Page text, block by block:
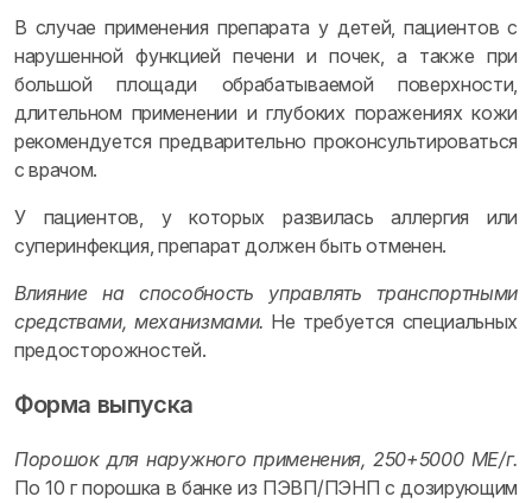
В случае применения препарата у детей, пациентов с
нарушенной функцией печени и почек, а также при
большой площади обрабатываемой поверхности,
длительном применении и глубоких поражениях кожи
рекомендуется предварительно проконсультироваться
с врачом.
У пациентов, у которых развилась аллергия или
суперинфекция, препарат должен быть отменен.
Влияние на способность управлять транспортными
средствами, механизмами. Не требуется специальных
предосторожностей.
Форма выпуска
Порошок для наружного применения, 250+5000 МЕ/г.
По 10 г порошка в банке из ПЭВП/ПЭНП с дозирующим